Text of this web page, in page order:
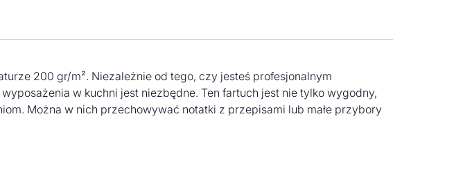
200 gr/m². Niezależnie od tego, czy jesteś profesjonalnym
w kuchni jest niezbędne. Ten fartuch jest nie tylko wygodny,
Można w nich przechowywać notatki z przepisami lub małe przybory